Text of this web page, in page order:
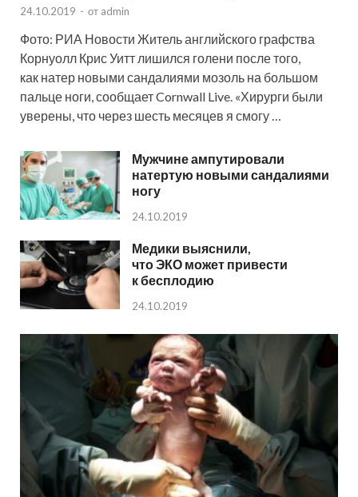
24.10.2019 - от admin
Фото: РИА Новости Житель английского графства
Корнуолл Крис Уитт лишился голени после того,
как натер новыми сандалиями мозоль на большом
пальце ноги, сообщает Cornwall Live. «Хирурги были
уверены, что через шесть месяцев я смогу …
Мужчине ампутировали
натертую новыми сандалиями
ногу
24.10.2019
Медики выяснили,
что ЭКО может привести
к бесплодию
24.10.2019